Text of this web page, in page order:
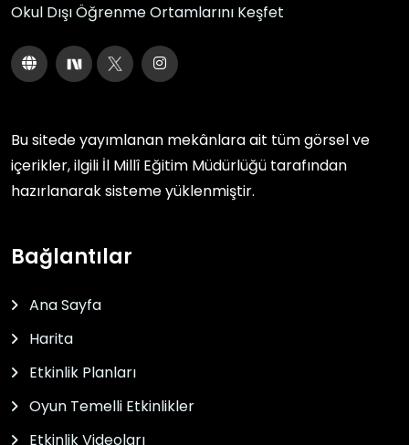
Okul Dışı Öğrenme Ortamlarını Keşfet
Bu sitede yayımlanan mekânlara ait tüm görsel ve
içerikler, ilgili İl Millî Eğitim Müdürlüğü tarafından
hazırlanarak sisteme yüklenmiştir.
Bağlantılar
Ana Sayfa
Harita
Etkinlik Planları
Oyun Temelli Etkinlikler
Etkinlik Videoları